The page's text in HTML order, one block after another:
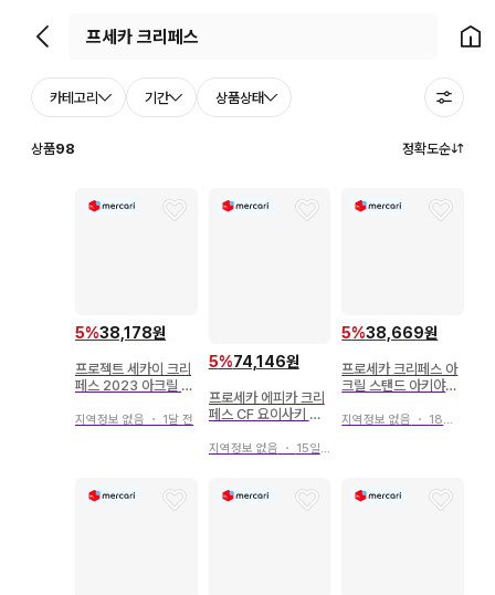
뒤로가기 홈으
카테고리 기간 상품상태
상품98 정확도순
5%38,178원
프로젝트 세카이 크리
페스 2023 아크릴 스
지역정보 없음 ・ 1달 전
5%74,146원
프로세카 에피카 크리
페스 CF 요이사키 카
지역정보 없음 ・ 15일 전
5%38,669원
프로세카 크리페스 아
크릴 스탠드 아키야마
지역정보 없음 ・ 18일 전